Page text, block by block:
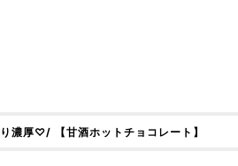
濃厚♡/ 【甘酒ホットチョコレート】